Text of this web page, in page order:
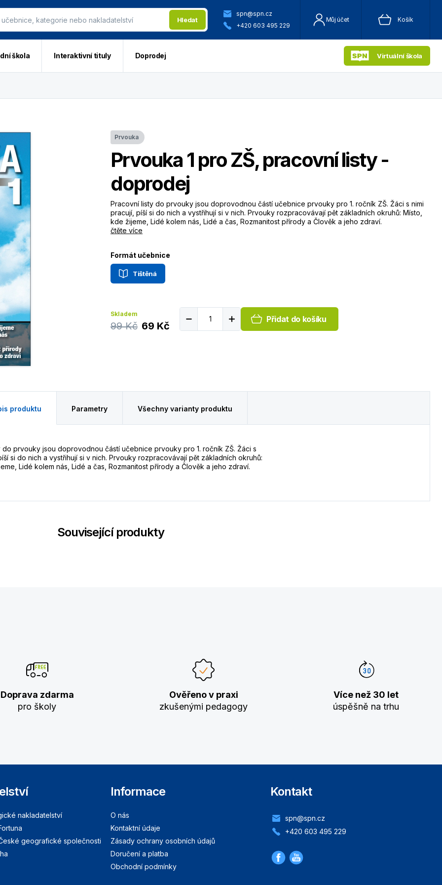
Hledat
spn@spn.cz
+420 603 495 229
Můj účet Košík
škola Interaktivní tituly Doprodej Virtuální škola
Prvouka
Prvouka 1 pro ZŠ, pracovní listy -
doprodej
Pracovní listy do prvouky jsou doprovodnou částí učebnice prvouky pro 1. ročník ZŠ. Žáci s nimi
pracují, píší si do nich a vystřihují si v nich. Prvouky rozpracovávají pět základních okruhů: Místo,
kde žijeme, Lidé kolem nás, Lidé a čas, Rozmanitost přírody a Člověk a jeho zdraví.
čtěte více
Formát učebnice
Tištěná
Skladem
99 Kč 69 Kč
Přidat do košíku
produktu Parametry Všechny varianty produktu
do prvouky jsou doprovodnou částí učebnice prvouky pro 1. ročník ZŠ. Žáci s
si do nich a vystřihují si v nich. Prvouky rozpracovávají pět základních okruhů:
Lidé kolem nás, Lidé a čas, Rozmanitost přírody a Člověk a jeho zdraví.
Související produkty
Doprava zdarma
pro školy
Ověřeno v praxi
zkušenými pedagogy
Více než 30 let
úspěšně na trhu
nakladatelství
geografické společnosti
Informace
O nás
Kontaktní údaje
Zásady ochrany osobních údajů
Doručení a platba
Obchodní podmínky
Kontakt
spn@spn.cz
+420 603 495 229